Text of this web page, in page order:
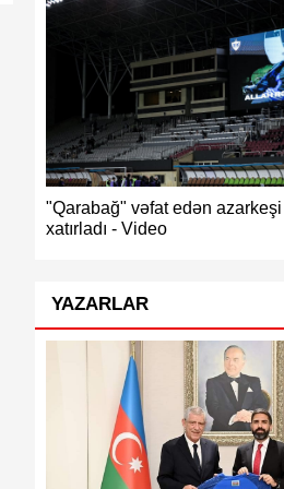
"Qarabağ" vəfat edən azarkeşi
xatırladı - Video
YAZARLAR